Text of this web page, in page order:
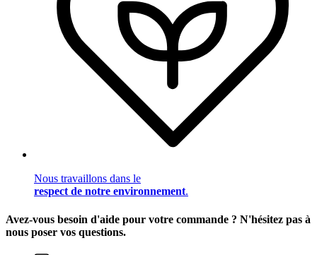
Nous travaillons dans le
respect de notre environnement.
Avez-vous besoin d'aide pour votre commande ? N'hésitez pas à
nous poser vos questions.